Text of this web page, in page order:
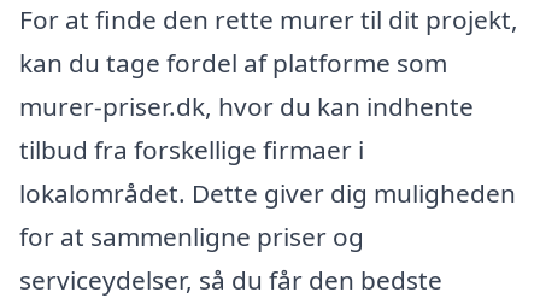
For at finde den rette murer til dit projekt,
kan du tage fordel af platforme som
murer-priser.dk, hvor du kan indhente
tilbud fra forskellige firmaer i
lokalområdet. Dette giver dig muligheden
for at sammenligne priser og
serviceydelser, så du får den bedste